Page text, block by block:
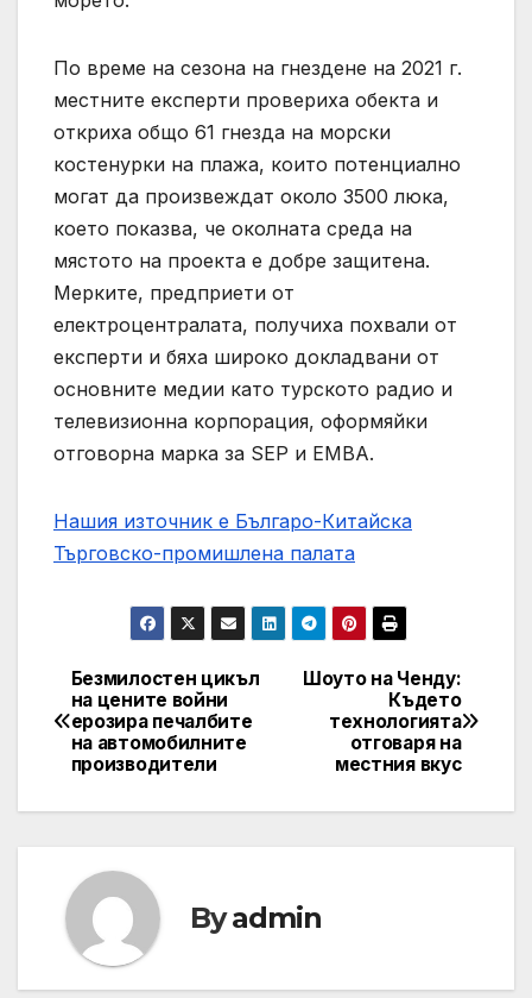
По време на сезона на гнездене на 2021 г.
местните експерти провериха обекта и
откриха общо 61 гнезда на морски
костенурки на плажа, които потенциално
могат да произвеждат около 3500 люка,
което показва, че околната среда на
мястото на проекта е добре защитена.
Мерките, предприети от
електроцентралата, получиха похвали от
експерти и бяха широко докладвани от
основните медии като турското радио и
телевизионна корпорация, оформяйки
отговорна марка за SEP и EMBA.
Нашия източник е Българо-Китайска
Търговско-промишлена палaта
Post
navigation
Шоуто на Ченду:
Където
технологията
отговаря на
местния вкус
Безмилостен цикъл
на цените войни
ерозира печалбите
на автомобилните
производители
Byadmin